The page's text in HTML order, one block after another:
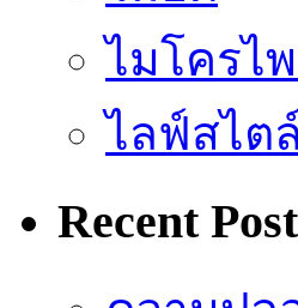
ไมโครไ
ไลฟ์สไตล์
Recent